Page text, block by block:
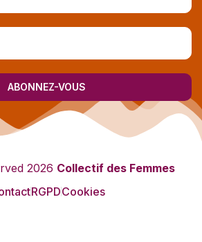
ABONNEZ-VOUS
2026 Collectif des Femmes
RGPDCookies